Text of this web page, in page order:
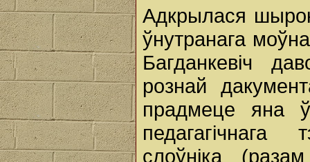
Адкрылася
ўнутранага
Багданкевіч
рознай
прадмеце яна
педагагічнага
слоўніка